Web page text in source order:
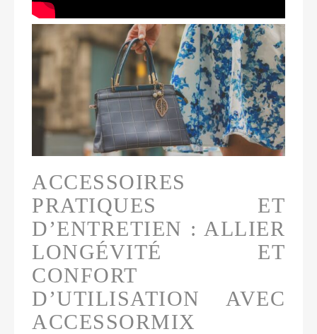
ACCESSOIRES
PRATIQUES ET
D’ENTRETIEN : ALLIER
LONGÉVITÉ ET
CONFORT
D’UTILISATION AVEC
ACCESSORMIX